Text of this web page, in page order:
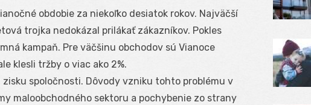
obdobie za niekoľko desiatok rokov. Najväčší
trojka nedokázal prilákať zákazníkov. Pokles
kampaň. Pre väčšinu obchodov sú Vianoce
klesli tržby o viac ako 2%.
zisku spoločnosti. Dôvody vzniku tohto problému v
maloobchodného sektoru a pochybenie zo strany